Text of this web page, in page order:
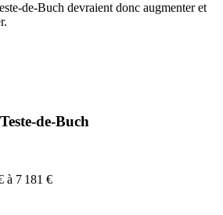
de-Buch devraient donc augmenteret
.
de-Buch
à 7 181 €